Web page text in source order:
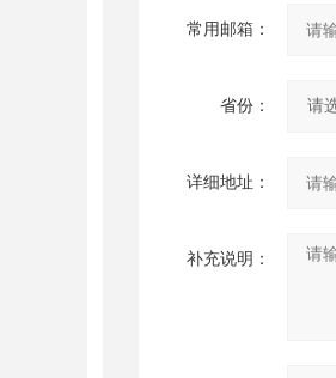
常用邮箱：
省份：
详细地址：
补充说明：